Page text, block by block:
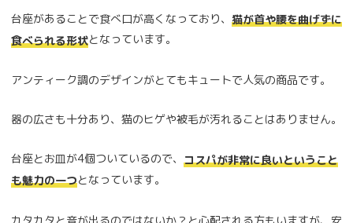
台座があることで食べ口が高くなっており、 猫が首や腰を曲げずに
食べられる形状となっています。
アンティーク調のデザインがとてもキュートで人気の商品です。
器の広さも十分あり、猫のヒゲや被毛が汚れることはありません。
台座とお皿が4個ついているので、 コスパが非常に良いということ
も魅力の一つとなっています。
カタカタと音が出るのではないか？と心配される方もいますが、安